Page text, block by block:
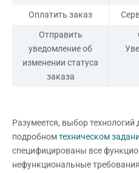
Оплатить заказ
Отправить
уведомление об
изменении статуса
заказа
Разумеется, выбор
подробномтехническом
специфицированы все
нефункциональные